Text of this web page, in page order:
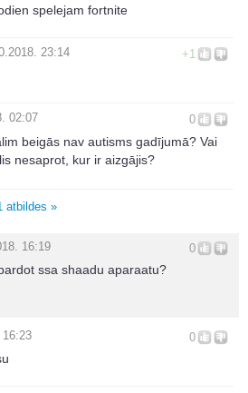
spelejam fortnite
+1
23:14
0
02:07
beigās nav autisms gadījumā? Vai
nesaprot, kur ir aizgājis?
atbildes »
0
16:19
ssa shaadu aparaatu?
0
16:23